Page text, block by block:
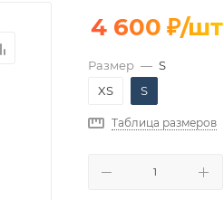
4 600 ₽/шт
Размер — S
XS
S
Таблица размеров